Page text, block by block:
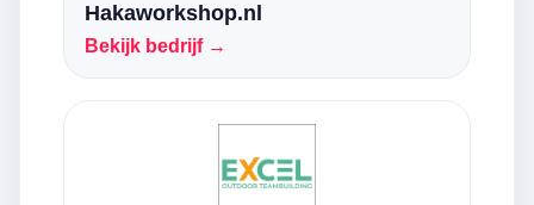
Hakaworkshop.nl
Bekijk bedrijf →